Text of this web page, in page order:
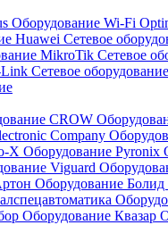
Оборудование Wi-Fi
Huawei Сетевое
MikroTik Сетевое
Link Сетевое
CROW
Company
X Оборудование Pyronix
Viguard
Оборудование Болид
Оборудование Квазар